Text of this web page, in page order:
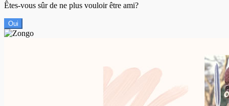
Êtes-vous sûr de ne plus vouloir être ami?
Oui